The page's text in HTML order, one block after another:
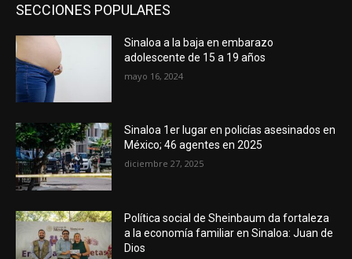
SECCIONES POPULARES
Sinaloa a la baja en embarazo
adolescente de 15 a 19 años
mayo 16, 2024
Sinaloa 1er lugar en policías asesinados en
México; 46 agentes en 2025
diciembre 27, 2025
Política social de Sheinbaum da fortaleza
a la economía familiar en Sinaloa: Juan de
Dios